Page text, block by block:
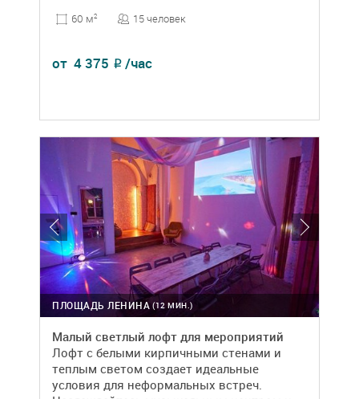
60 м2 15 человек
от 4 375 ₽ /час
(12 МИН.)
ПЛОЩАДЬ ЛЕНИНА
Малый светлый лофт для мероприятий
Лофт с белыми кирпичными стенами и
теплым светом создает идеальные
условия для неформальных встреч.